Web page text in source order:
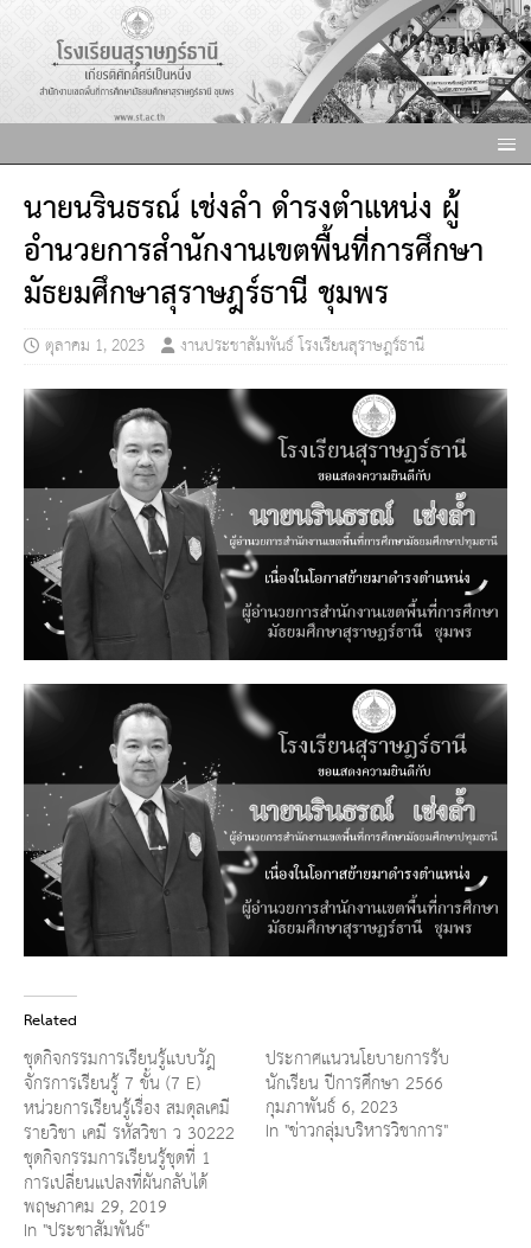
นายนรินธรณ์ เช่งล้ำ ดำรงตำแหน่ง ผู้
อำนวยการสำนักงานเขตพื้นที่การศึกษา
มัธยมศึกษาสุราษฎร์ธานี ชุมพร
ตุลาคม 1, 2023 งานประชาสัมพันธ์ โรงเรียนสุราษฎร์ธานี
Related
ชุดกิจกรรมการเรียนรู้แบบวัฎ
จักรการเรียนรู้ 7 ขั้น (7 E)
หน่วยการเรียนรู้เรื่อง สมดุลเคมี
รายวิชา เคมี รหัสวิชา ว 30222
ชุดกิจกรรมการเรียนรู้ชุดที่ 1
การเปลี่ยนแปลงที่ผันกลับได้
พฤษภาคม 29, 2019
In "ประชาสัมพันธ์"
ประกาศแนวนโยบายการรับ
นักเรียน ปีการศึกษา 2566
กุมภาพันธ์ 6, 2023
In "ข่าวกลุ่มบริหารวิชาการ"